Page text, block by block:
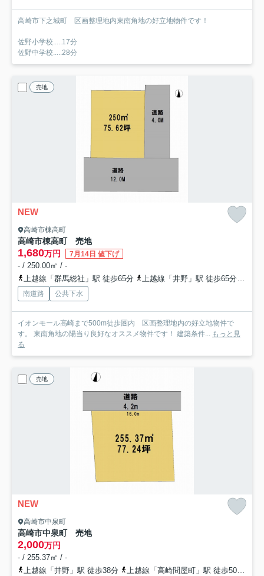
高崎市下之城町 区画整理地内東南角地の好立地物件です！
佐野小学校.....17分
佐野中学校.....28分
売地
NEW
高崎市棟高町
高崎市棟高町 売地
1,680万円 7月14日 値下げ
- / 250.00㎡ / -
上越線「群馬総社」駅 徒歩65分
上越線「井野」駅 徒歩65分
南道路 公共下水
イオンモール高崎まで500m徒歩圏内 区画整理地内の好立地物件で
す。 東南角地の陽当り良好なオススメ物件です！ 建築条件... もっと見
る
売地
NEW
高崎市中泉町
高崎市中泉町 売地
2,000万円
- / 255.37㎡ / -
上越線「井野」駅 徒歩38分
上越線「高崎問屋町」駅 徒歩50分